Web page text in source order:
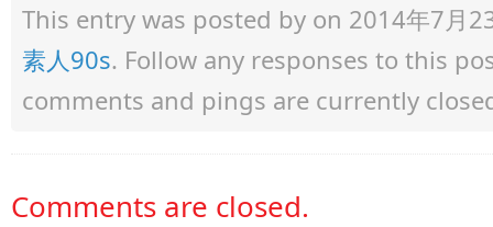
This entry was posted by on 2014年7月
素人90s. Follow any responses to this
comments and pings are currently
Comments are closed.